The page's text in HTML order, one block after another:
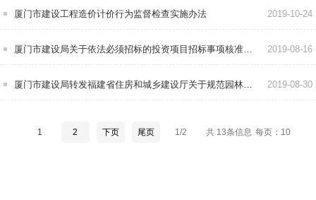
厦门市建设工程造价计价行为监督检查实施办法 2019-10-24
厦门市建设局关于依法必须招标的投资项目招标事项核准有关办理工作的通知 2019-08-16
厦门市建设局转发福建省住房和城乡建设厅关于规范园林绿化工程施工招标投标活动有关事项的通知 2019-08-30
1 2 下页 尾页 1/2 每页：10
共 13条信息